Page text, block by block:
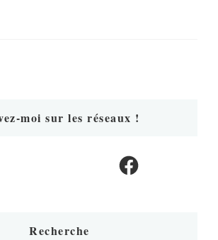
moi sur les réseaux !
Facebook
Recherche